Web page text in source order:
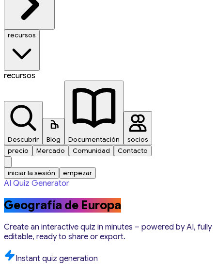
recursos
recursos
Descubrir Blog Documentación
socios
precio
Mercado Comunidad Contacto
iniciar la sesión empezar
AI Quiz Generator
Geografía de Europa
Create an interactive quiz in minutes – powered by AI, fully
editable, ready to share or export.
Instant quiz generation